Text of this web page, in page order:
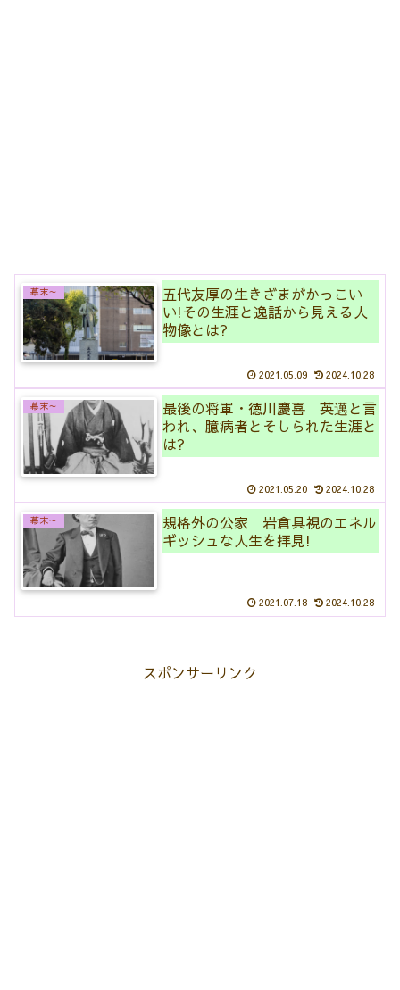
幕末～
五代友厚の生きざまがかっこい
い!その生涯と逸話から見える人
物像とは?
2021.05.09 2024.10.28
幕末～
最後の将軍・徳川慶喜 英邁と言
われ、臆病者とそしられた生涯と
は?
2021.05.20 2024.10.28
幕末～
規格外の公家 岩倉具視のエネル
ギッシュな人生を拝見!
2021.07.18 2024.10.28
スポンサーリンク